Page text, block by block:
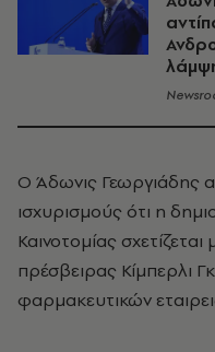
Ο Άδωνις Γεωργιάδης
ισχυρισμούς ότι η
Καινοτομίας
πρέσβειρας Κίμπερλι
φαρμακευτικών